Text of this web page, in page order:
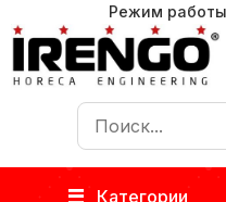
Режим
Категории